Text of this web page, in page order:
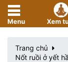
Menu Xem
Trang chủ
Nốt ruồi ở yết